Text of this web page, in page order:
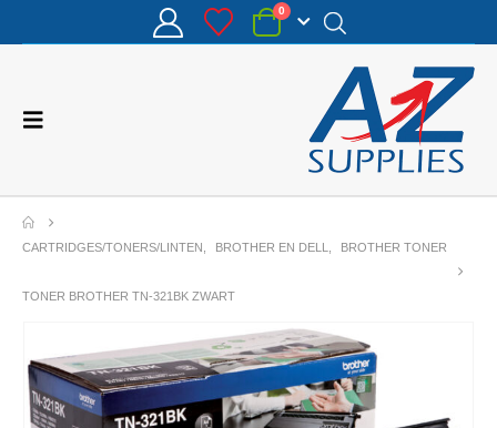
0
CARTRIDGES/TONERS/LINTEN BROTHER EN DELL BROTHER TONER
TONER BROTHER TN-321BK ZWART